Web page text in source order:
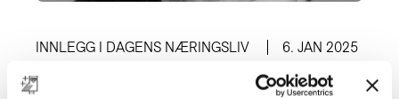
INNLEGG I DAGENS NÆRINGSLIV 6. JAN 2025
Fem nøkler til å beholde folkene dine